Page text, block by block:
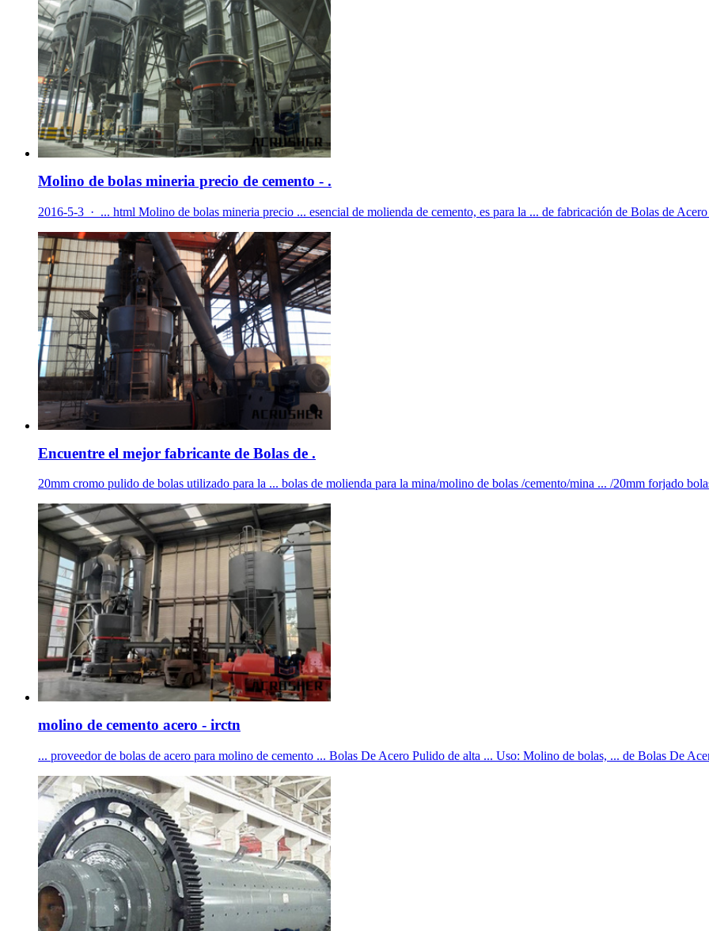
Molino de bolas mineria precio de cemento - .
2016-5-3 · ... html Molino de bolas mineria precio ... esencial de molienda de cemento, es para la ... de fabricación de Bolas de
Encuentre el mejor fabricante de Bolas de .
20mm cromo pulido de bolas utilizado para la ... bolas de molienda para la mina/molino de bolas /cemento/mina ... /20mm forjado
molino de cemento acero - irctn
... proveedor de bolas de acero para molino de cemento ... Bolas De Acero Pulido de alta ... Uso: Molino de bolas, ... de Bolas De